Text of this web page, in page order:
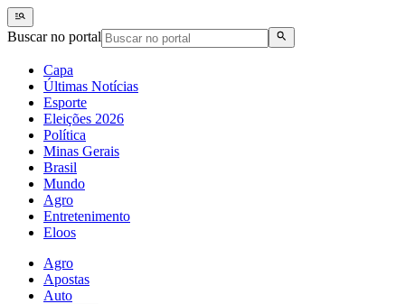
Buscar no portal
Capa
Últimas Notícias
Esporte
Eleições 2026
Política
Minas Gerais
Brasil
Mundo
Agro
Entretenimento
Eloos
Agro
Apostas
Auto